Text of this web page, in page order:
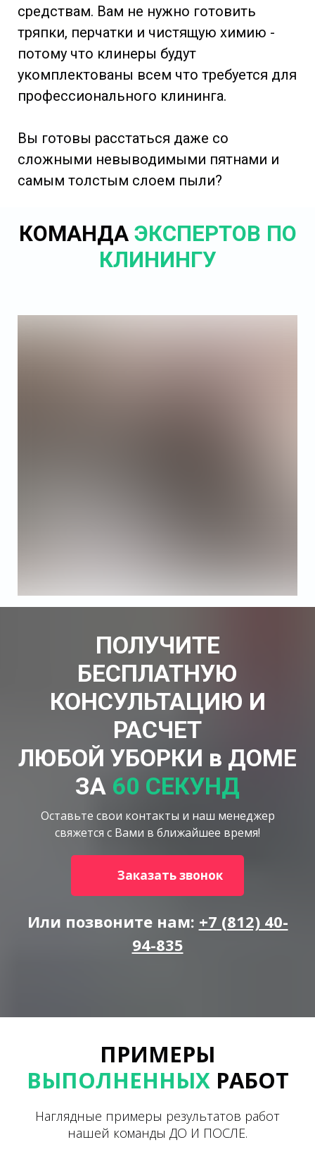
средствам. Вам не нужно готовить
тряпки, перчатки и чистящую химию -
потому что клинеры будут
укомплектованы всем что требуется для
профессионального клининга.
Вы готовы расстаться даже со
сложными невыводимыми пятнами и
самым толстым слоем пыли?
КОМАНДА ЭКСПЕРТОВ ПО
КЛИНИНГУ
ПОЛУЧИТЕ
БЕСПЛАТНУЮ
КОНСУЛЬТАЦИЮ И
РАСЧЕТ
ЛЮБОЙ УБОРКИ в ДОМЕ
ЗА 60 СЕКУНД
Оставьте свои контакты и наш менеджер
свяжется с Вами в ближайшее время!
Заказать звонок
Или позвоните нам: +7 (812) 40-
94-835
ПРИМЕРЫ
ВЫПОЛНЕННЫХ РАБОТ
Наглядные примеры результатов работ
нашей команды ДО И ПОСЛЕ.